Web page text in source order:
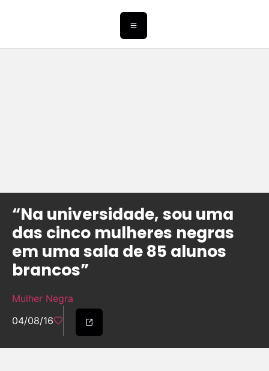
“Na universidade, sou uma
das cinco mulheres negras
em uma sala de 85 alunos
brancos”
Mulher Negra
04/08/16